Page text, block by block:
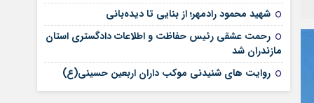
شهید محمود رادمهر؛ از بنایی تا دیده‌بانی
رحمت عشقی رئیس حفاظت و اطلاعات دادگستری استان
مازندران شد
روایت های شنیدنی موکب داران اربعین حسینی(ع)